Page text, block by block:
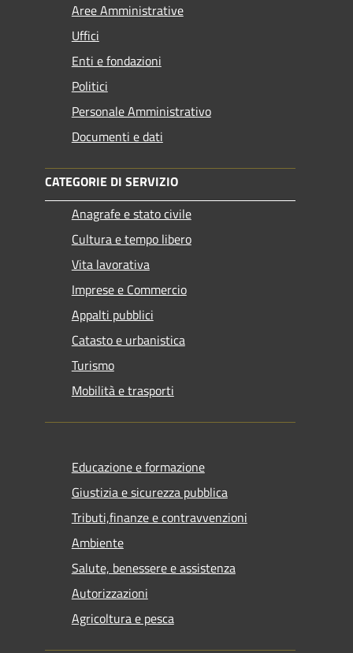
Aree Amministrative
Uffici
Enti e fondazioni
Politici
Personale Amministrativo
Documenti e dati
CATEGORIE DI SERVIZIO
Anagrafe e stato civile
Cultura e tempo libero
Vita lavorativa
Imprese e Commercio
Appalti pubblici
Catasto e urbanistica
Turismo
Mobilità e trasporti
Educazione e formazione
Giustizia e sicurezza pubblica
Tributi,finanze e contravvenzioni
Ambiente
Salute, benessere e assistenza
Autorizzazioni
Agricoltura e pesca